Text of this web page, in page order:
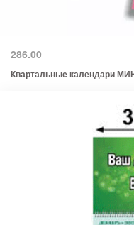
286.00
Квартальные календари